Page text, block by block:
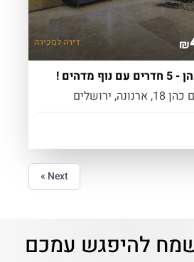
₪ דירהלמכירה
מדהים !
ירושלים
Next »
להיפגש עמכם